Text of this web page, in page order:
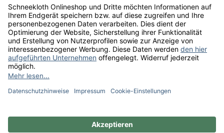
Weinkategorien
Internationaler Wein
* Alle Preise inkl. gesetzl. Mehrwertsteuer zzgl.
anders angegeben. Bioprodukte im Bio-Kontrollverfahren